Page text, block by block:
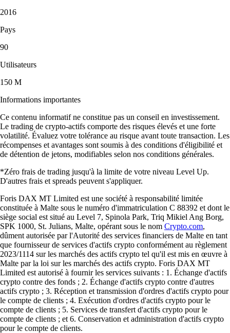
2016
Pays
90
Utilisateurs
150 M
Informations importantes
Ce contenu informatif ne constitue pas un conseil en investissement.
Le trading de crypto-actifs comporte des risques élevés et une forte
volatilité. Évaluez votre tolérance au risque avant toute transaction. Les
récompenses et avantages sont soumis à des conditions d'éligibilité et
de détention de jetons, modifiables selon nos conditions générales.
*Zéro frais de trading jusqu'à la limite de votre niveau Level Up.
D'autres frais et spreads peuvent s'appliquer.
Foris DAX MT Limited est une société à responsabilité limitée
constituée à Malte sous le numéro d'immatriculation C 88392 et dont le
siège social est situé au Level 7, Spinola Park, Triq Mikiel Ang Borg,
SPK 1000, St. Julians, Malte, opérant sous le nom Crypto.com,
dûment autorisée par l'Autorité des services financiers de Malte en tant
que fournisseur de services d'actifs crypto conformément au règlement
2023/1114 sur les marchés des actifs crypto tel qu'il est mis en œuvre à
Malte par la loi sur les marchés des actifs crypto. Foris DAX MT
Limited est autorisé à fournir les services suivants : 1. Échange d'actifs
crypto contre des fonds ; 2. Échange d'actifs crypto contre d'autres
actifs crypto ; 3. Réception et transmission d'ordres d'actifs crypto pour
le compte de clients ; 4. Exécution d'ordres d'actifs crypto pour le
compte de clients ; 5. Services de transfert d'actifs crypto pour le
compte de clients ; et 6. Conservation et administration d'actifs crypto
pour le compte de clients.